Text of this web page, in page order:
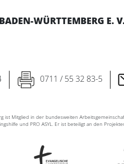
WÜRTTEMBERG E.
0711 / 55 32 83-5
ist Mitglied in der bundesweiten
und PRO ASYL. Er ist beteiligt an den